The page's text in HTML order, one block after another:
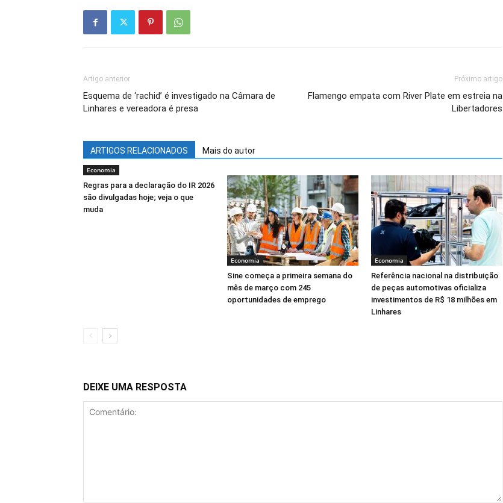
Artigo anterior
Esquema de ‘rachid’ é investigado na Câmara de
Linhares e vereadora é presa
Próximo artigo
Flamengo empata com River Plate em estreia na
Libertadores
ARTIGOS RELACIONADOS Mais do autor
Economia
Regras para a declaração do IR 2026
são divulgadas hoje; veja o que
muda
Economia
Sine começa a primeira semana do
mês de março com 245
oportunidades de emprego
Economia
Referência nacional na distribuição
de peças automotivas oficializa
investimentos de R$ 18 milhões em
Linhares
DEIXE UMA RESPOSTA